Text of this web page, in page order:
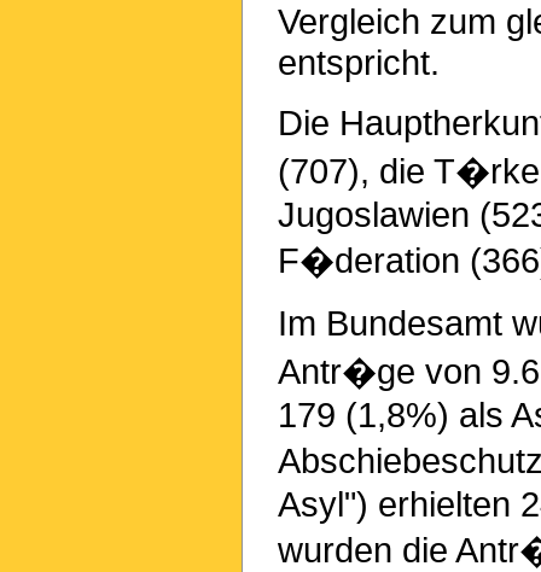
Vergleich zum
entspricht.
Die
(707), die
Jugoslawien
F�deration
Im Bundesamt
Antr�ge von
179 (1,8%) als
Asyl") erhielten
wurden die